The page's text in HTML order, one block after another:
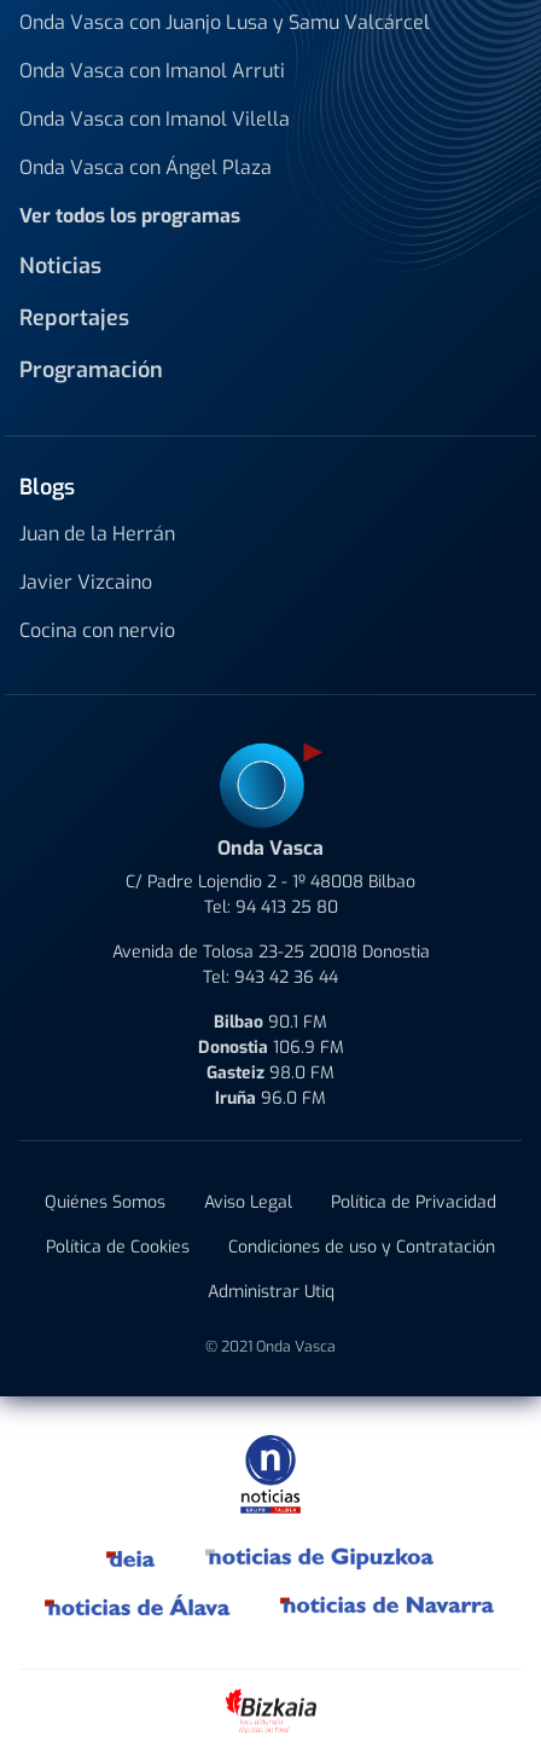
Onda Vasca con Juanjo Lusa y Samu Valcárcel
Onda Vasca con Imanol Arruti
Onda Vasca con Imanol Vilella
Onda Vasca con Ángel Plaza
Ver todos los programas
Noticias
Reportajes
Programación
Blogs
Juan de la Herrán
Javier Vizcaino
Cocina con nervio
Onda Vasca
C/ Padre Lojendio 2 - 1º 48008 Bilbao
Tel: 94 413 25 80
Avenida de Tolosa 23-25 20018 Donostia
Tel: 943 42 36 44
Bilbao 90.1 FM
Donostia 106.9 FM
Gasteiz 98.0 FM
Iruña 96.0 FM
Quiénes Somos Aviso Legal
Política de Privacidad
Política de Cookies
Condiciones de uso y Contratación
Administrar Utiq
© 2021 Onda Vasca